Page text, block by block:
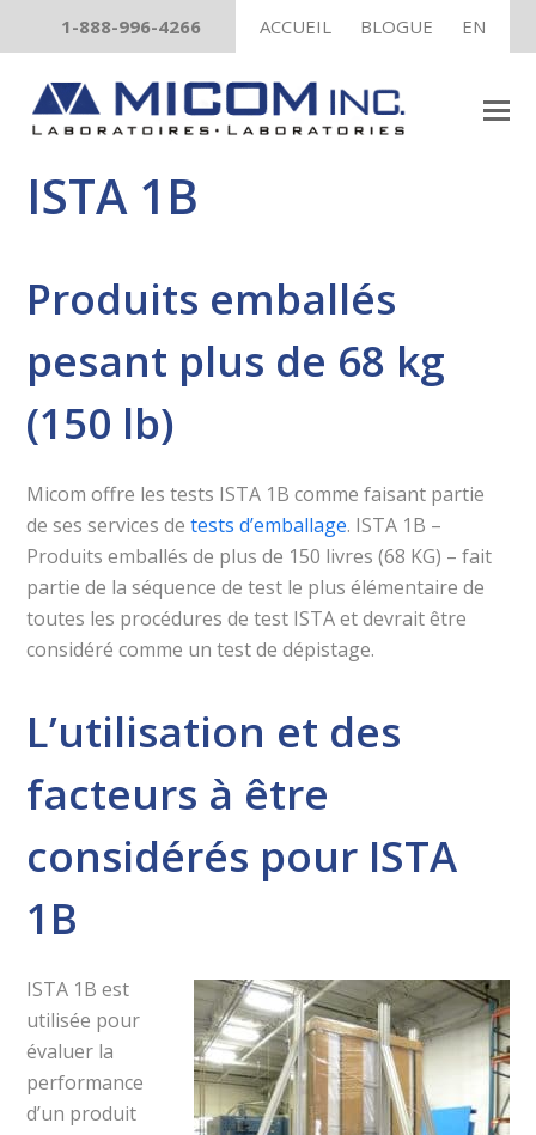
ACCUEIL BLOGUE EN
1-888-996-4266
ISTA 1B
Produits emballés
pesant plus de 68 kg
(150 lb)
Micom offre les tests ISTA 1B comme faisant partie
de ses services detests d’emballage. ISTA 1B –
Produits emballés de plus de 150 livres (68 KG) – fait
partie de la séquence de test le plus élémentaire de
toutes les procédures de test ISTA et devrait être
considéré comme un test de dépistage.
L’utilisation et des
facteurs à être
considérés pour ISTA
1B
ISTA 1B est
utilisée pour
évaluer la
performance
d’un produit